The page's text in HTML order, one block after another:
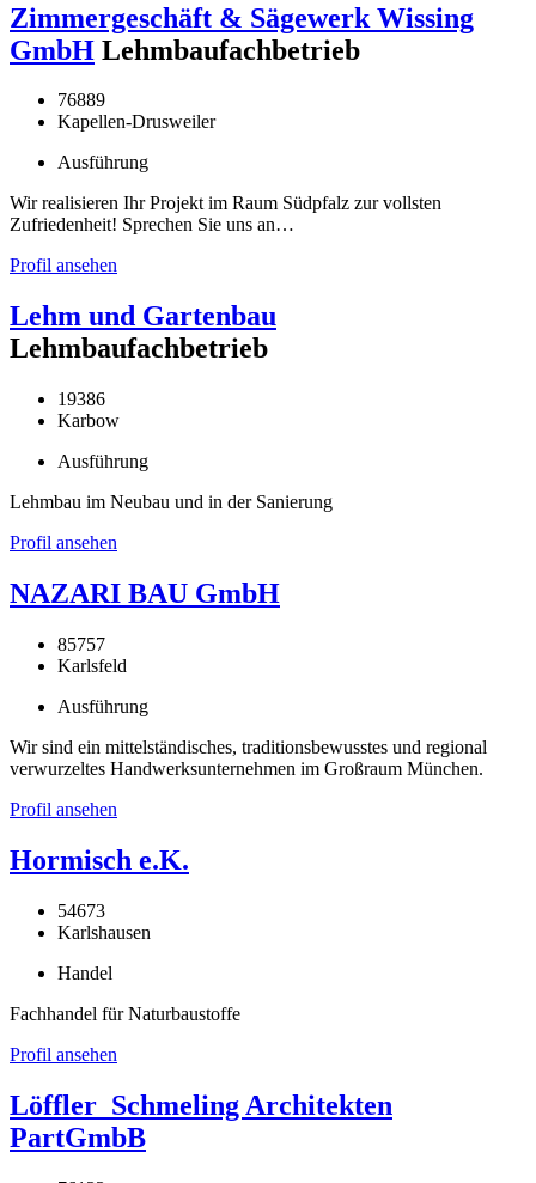
Zimmergeschäft & Sägewerk Wissing
GmbH Lehmbaufachbetrieb
76889
Kapellen-Drusweiler
Ausführung
Wir realisieren Ihr Projekt im Raum Südpfalz zur vollsten
Zufriedenheit! Sprechen Sie uns an…
Profil ansehen
Lehm und Gartenbau
Lehmbaufachbetrieb
19386
Karbow
Ausführung
Lehmbau im Neubau und in der Sanierung
Profil ansehen
NAZARI BAU GmbH
85757
Karlsfeld
Ausführung
Wir sind ein mittelständisches, traditionsbewusstes und regional
verwurzeltes Handwerksunternehmen im Großraum München.
Profil ansehen
Hormisch e.K.
54673
Karlshausen
Handel
Fachhandel für Naturbaustoffe
Profil ansehen
Löffler_Schmeling Architekten
PartGmbB